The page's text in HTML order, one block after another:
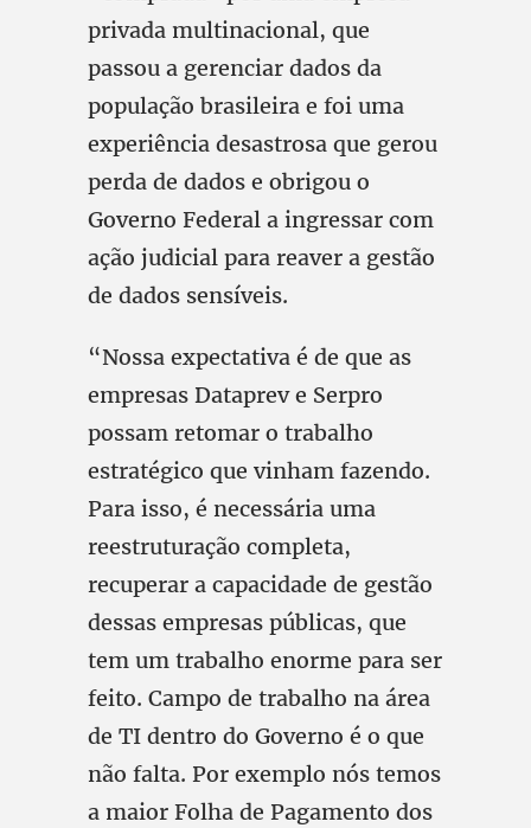
privada multinacional, que
passou a gerenciar dados da
população brasileira e foi uma
experiência desastrosa que gerou
perda de dados e obrigou o
Governo Federal a ingressar com
ação judicial para reaver a gestão
de dados sensíveis.
“Nossa expectativa é de que as
empresas Dataprev e Serpro
possam retomar o trabalho
estratégico que vinham fazendo.
Para isso, é necessária uma
reestruturação completa,
recuperar a capacidade de gestão
dessas empresas públicas, que
tem um trabalho enorme para ser
feito. Campo de trabalho na área
de TI dentro do Governo é o que
não falta. Por exemplo nós temos
a maior Folha de Pagamento dos